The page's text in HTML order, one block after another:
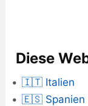
Diese
🇮🇹 Italien
🇪🇸 Spanien